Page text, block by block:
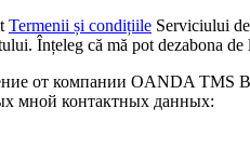
Termenii și condițiile Serviciului
Înțeleg că mă pot dezabona
от компании OANDA TMS
мной контактных данных: